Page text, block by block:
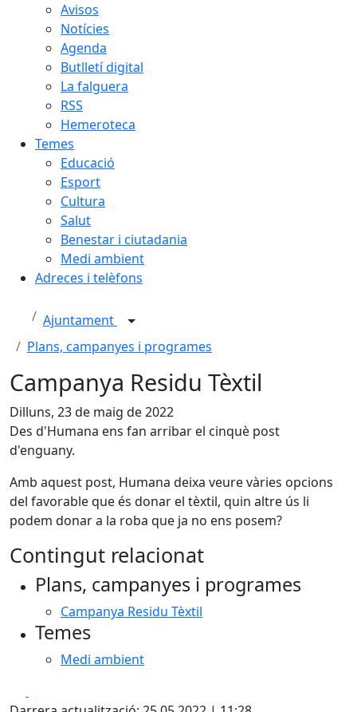
Avisos
Notícies
Agenda
Butlletí digital
La falguera
RSS
Hemeroteca
Temes
Educació
Esport
Cultura
Salut
Benestar i ciutadania
Medi ambient
Adreces i telèfons
Ajuntament
Plans, campanyes i programes
Campanya Residu Tèxtil
Dilluns, 23 de maig de 2022
Des d'Humana ens fan arribar el cinquè post
d'enguany.
Amb aquest post, Humana deixa veure vàries opcions
del favorable que és donar el tèxtil, quin altre ús li
podem donar a la roba que ja no ens posem?
Contingut relacionat
Plans, campanyes i programes
Campanya Residu Tèxtil
Temes
Medi ambient